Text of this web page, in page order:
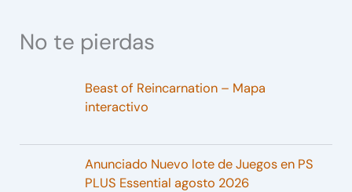
No te pierdas
Beast of Reincarnation – Mapa
interactivo
Anunciado Nuevo lote de Juegos en PS
PLUS Essential agosto 2026